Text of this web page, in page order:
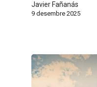
Javier Fañanás
9 desembre 2025